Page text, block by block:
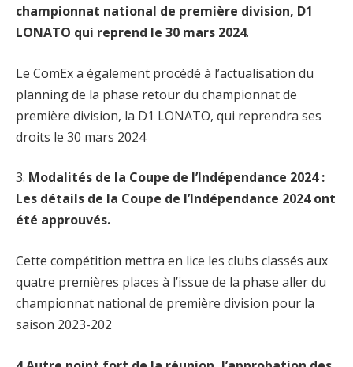
championnat national de première division, D1
LONATO qui reprend le 30 mars 2024.
Le ComEx a également procédé à l’actualisation du
planning de la phase retour du championnat de
première division, la D1 LONATO, qui reprendra ses
droits le 30 mars 2024
3. Modalités de la Coupe de l’Indépendance 2024 :
Les détails de la Coupe de l’Indépendance 2024 ont
été approuvés.
Cette compétition mettra en lice les clubs classés aux
quatre premières places à l’issue de la phase aller du
championnat national de première division pour la
saison 2023-202